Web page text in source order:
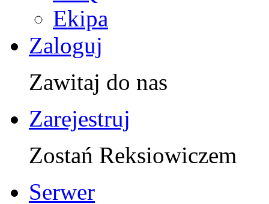
Ekipa
Zaloguj
Zawitaj do nas
Zarejestruj
Zostań Reksiowiczem
Serwer